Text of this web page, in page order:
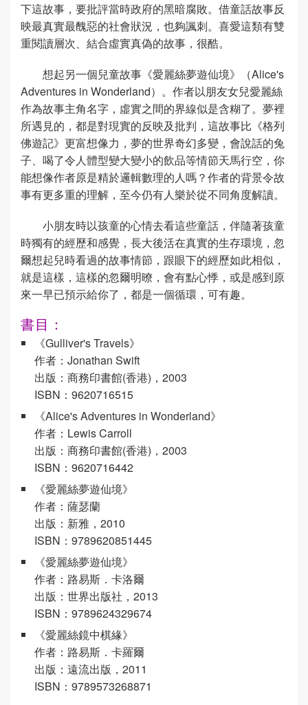
下這故事，要批評當時政府的黑暗腐敗。借童話故事反
映最真實最醜惡的社會狀況，也夠諷刺。喜愛這類有雙
重閱讀層次、結合虛實真偽的故事，很酷。
想起另一個兒童故事《愛麗絲夢遊仙境》（Alice's
Adventures in Wonderland）。作者以朋友女兒愛麗絲
作為故事主角名字，虛實之間的界線似是含糊了。夢裡
所遇見的，都是對現實的反映及批判，這故事比《格列
佛遊記》更富想像力，夢的世界奇幻多變，會說話的兔
子、喝了令人體型變大變小的飲品等情節天馬行空，你
能想像作者原是精於邏輯數理的人嗎？作者的背景令故
事有更多重的理解，至今仍有人樂於從不同角度解讀。
小朋友時以孩童的心情去看這些童話，伴隨著孩童
時獨有的經歷和感覺，長大後活在真實的生存環境，忽
爾想起兒時看過的故事情節，跟眼下的經歷如此相似，
就是這樣，這樣的忽爾明暸，會有點心悸，或是感到原
來一早已預示給你了，都是一個循環，可有趣。
書目：
《Gulliver's Travels》
作者：Jonathan Swift
出版：商務印書館(香港)，2003
ISBN：9620716515
《Alice's Adventures in Wonderland》
作者：Lewis Carroll
出版：商務印書館(香港)，2003
ISBN：9620716442
《愛麗絲夢遊仙境》
作者：薩瑟蘭
出版：新雅，2010
ISBN：9789620851445
《愛麗絲夢遊仙境》
作者：路易斯．卡洛爾
出版：世界出版社，2013
ISBN：9789624329674
《愛麗絲鏡中棋緣》
作者：路易斯．卡羅爾
出版：遠流出版，2011
ISBN：9789573268871